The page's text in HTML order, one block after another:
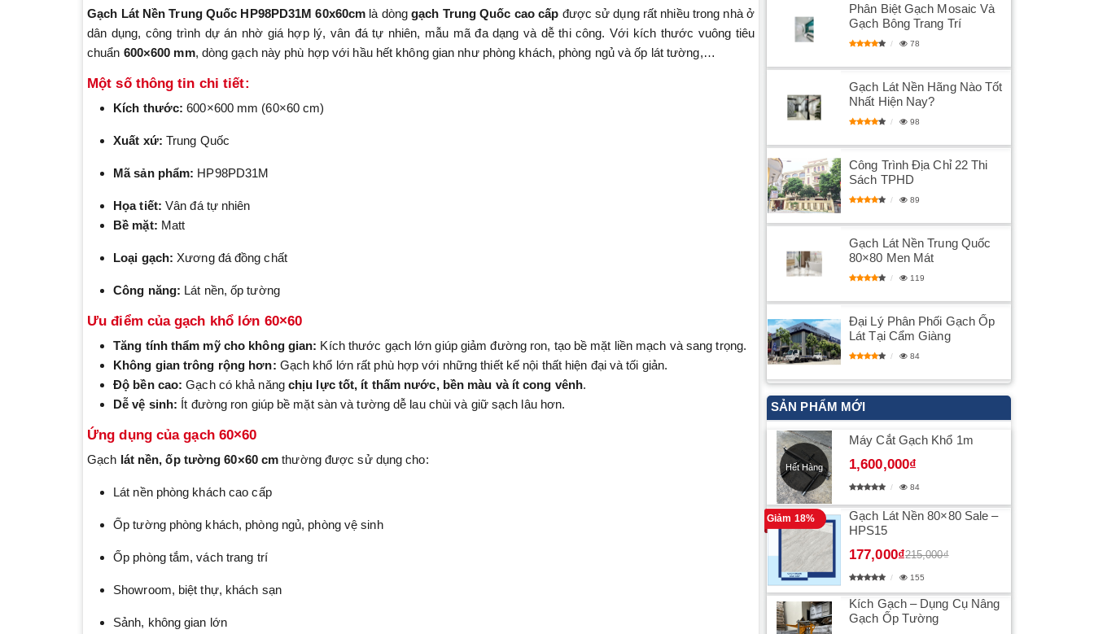
Gạch Lát Nền Trung Quốc HP98PD31M 60x60cm là dònggạch Trung Quốc cao cấp được sử dụng rất nhiều trong nhà ở
dân dụng, công trình dự án nhờ giá hợp lý, vân đá tự nhiên, mẫu mã đa dạng và dễ thi công. Với kích thước vuông tiêu
chuẩn 600×600 mm, dòng gạch này phù hợp với hầu hết không gian như phòng khách, phòng ngủ và ốp lát tường,…
Một số thông tin chi tiết:
Kích thước: 600×600 mm (60×60 cm)
Xuất xứ: Trung Quốc
Mã sản phẩm: HP98PD31M
Họa tiết: Vân đá tự nhiên
Bề mặt: Matt
Loại gạch: Xương đá đồng chất
Công năng: Lát nền, ốp tường
Ưu điểm của gạch khổ lớn 60×60
Tăng tính thẩm mỹ cho không gian: Kích thước gạch lớn giúp giảm đường ron, tạo bề mặt liền mạch và sang trọng.
Không gian trông rộng hơn: Gạch khổ lớn rất phù hợp với những thiết kế nội thất hiện đại và tối giản.
Độ bền cao:Gạch có khả năng chịu lực tốt, ít thấm nước, bền màu và ít cong vênh.
Dễ vệ sinh: Ít đường ron giúp bề mặt sàn và tường dễ lau chùi và giữ sạch lâu hơn.
Ứng dụng của gạch 60×60
Gạch lát nền, ốp tường 60×60 cm thường được sử dụng cho:
Lát nền phòng khách cao cấp
Ốp tường phòng khách, phòng ngủ, phòng vệ sinh
Ốp phòng tắm, vách trang trí
Showroom, biệt thự, khách sạn
Sảnh, không gian lớn
Phân Biệt Gạch Mosaic Và
Gạch Bông Trang Trí
78
Gạch Lát Nền Hãng Nào Tốt
Nhất Hiện Nay?
98
Công Trình Địa Chỉ 22 Thi
Sách TPHD
89
Gạch Lát Nền Trung Quốc
80×80 Men Mát
119
Đại Lý Phân Phối Gạch Ốp
Lát Tại Cẩm Giàng
84
SẢN PHẨM MỚI
Máy Cắt Gạch Khổ 1m
1,600,000₫
Hết Hàng
84
Gạch Lát Nền 80×80 Sale –
HPS15
177,000₫215,000₫
Giảm 18%
155
Kích Gạch – Dụng Cụ Nâng
Gạch Ốp Tường